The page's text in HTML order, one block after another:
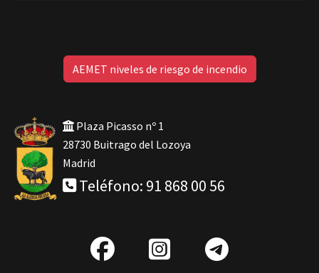
AEMET niveles de riesgo de incendio
Plaza Picasso nº 1
28730 Buitrago del Lozoya
Madrid
Teléfono: 91 868 00 56
fab
IG